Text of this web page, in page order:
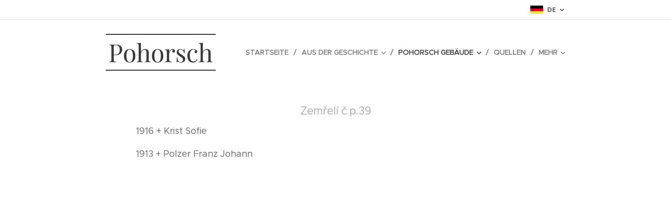
DE
Pohorsch STARTSEITE AUS DER GESCHICHTE POHORSCH GEBÄUDE QUELLEN MEHR
Zemřelí č.p.39
1916 + Krist Sofie
1913 + Polzer Franz Johann